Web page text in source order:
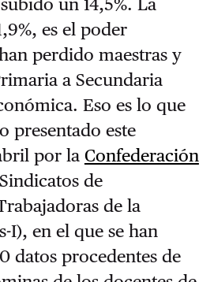
es el poder
perdido maestras y
a Secundaria
Eso es lo que
presentado este
por la Confederación
de
de la
I), en el que se han
datos procedentes de